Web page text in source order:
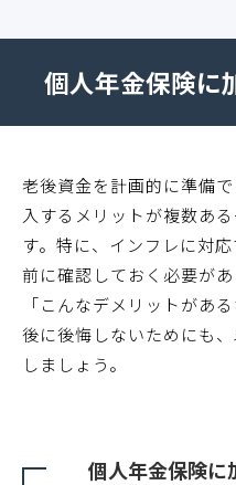
個人年金保険に
老後資金を計画的に準備
入するメリットが複数あ
す。特に、インフレに対
前に確認しておく必要があ
「こんなデメリットがあ
後に後悔しないためにも
しましょう。
個人年金保険に